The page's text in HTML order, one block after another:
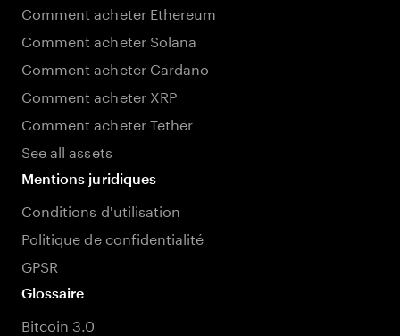
Comment acheter Ethereum
Comment acheter Solana
Comment acheter Cardano
Comment acheter XRP
Comment acheter Tether
See all assets
Mentions juridiques
Conditions d'utilisation
Politique de confidentialité
GPSR
Glossaire
Bitcoin 3.0